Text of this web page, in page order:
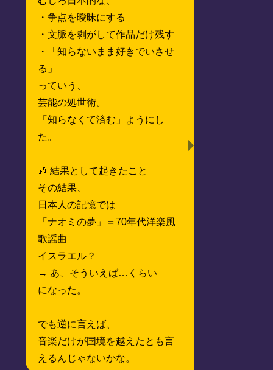
・争点を曖昧にする
・文脈を剥がして作品だけ残す
・「知らないまま好きでいさせ
る」
っていう、
芸能の処世術。
「知らなくて済む」ようにし
た。
🎶 結果として起きたこと
その結果、
日本人の記憶では
「ナオミの夢」＝70年代洋楽風
歌謡曲
イスラエル？
→ あ、そういえば…くらい
になった。
でも逆に言えば、
音楽だけが国境を越えたとも言
えるんじゃないかな。